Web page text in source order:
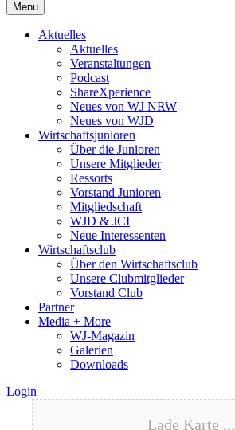
Menu
Aktuelles
Aktuelles
Veranstaltungen
Podcast
ShareXperience
Neues von WJ NRW
Neues von WJD
Wirtschaftsjunioren
Über die Junioren
Unsere Mitglieder
Ressorts
Vorstand Junioren
Mitgliedschaft
WJD & JCI
Neue Interessenten
Wirtschaftsclub
Über den Wirtschaftsclub
Unsere Clubmitglieder
Vorstand Club
Partner
Media + More
WJ-Magazin
Galerien
Downloads
Login
Lade Karte ...